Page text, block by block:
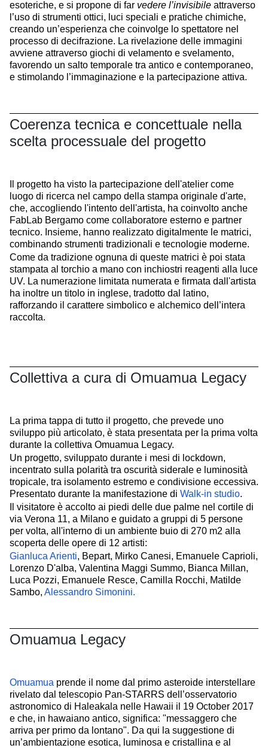
esoteriche, e si propone di far vedere l’invisibile attraverso
l’uso di strumenti ottici, luci speciali e pratiche chimiche,
creando un’esperienza che coinvolge lo spettatore nel
processo di decifrazione. La rivelazione delle immagini
avviene attraverso giochi di velamento e svelamento,
favorendo un salto temporale tra antico e contemporaneo,
e stimolando l’immaginazione e la partecipazione attiva.
Coerenza tecnica e concettuale nella
scelta processuale del progetto
Il progetto ha visto la partecipazione dell'atelier come
luogo di ricerca nel campo della stampa originale d'arte,
che, accogliendo l'intento dell'artista, ha coinvolto anche
FabLab Bergamo come collaboratore esterno e partner
tecnico. Insieme, hanno realizzato digitalmente le matrici,
combinando strumenti tradizionali e tecnologie moderne.
Come da tradizione ognuna di queste matrici è poi stata
stampata al torchio a mano con inchiostri reagenti alla luce
UV. La numerazione limitata numerata e firmata dall'artista
ha inoltre un titolo in inglese, tradotto dal latino,
rafforzando il carattere simbolico e alchemico dell’intera
raccolta.
Collettiva a cura di Omuamua Legacy
La prima tappa di tutto il progetto, che prevede uno
sviluppo più articolato, è stata presentata per la prima volta
durante la collettiva Omuamua Legacy.
Un progetto, sviluppato durante i mesi di lockdown,
incentrato sulla polarità tra oscurità siderale e luminosità
tropicale, tra isolamento estremo e condivisione eccessiva.
Presentato durante la manifestazione di Walk-in studio.
Il visitatore è accolto ai piedi delle due palme nel cortile di
via Verona 11, a Milano e guidato a gruppi di 5 persone
per volta, all'interno di un ambiente buio di 270 m2 alla
scoperta delle opere di 12 artisti:
Gianluca Arienti, Bepart, Mirko Canesi, Emanuele Caprioli,
Lorenzo D'alba, Valentina Maggi Summo, Bianca Millan,
Luca Pozzi, Emanuele Resce, Camilla Rocchi, Matilde
Sambo, Alessandro Simonini.
Omuamua Legacy
Omuamua prende il nome dal primo asteroide interstellare
rivelato dal telescopio Pan-STARRS dell’osservatorio
astronomico di Haleakala nelle Hawaii il 19 October 2017
e che, in hawaiano antico, significa: "messaggero che
arriva per primo da lontano". Da qui la suggestione di
un’ambientazione esotica, luminosa e cristallina e al